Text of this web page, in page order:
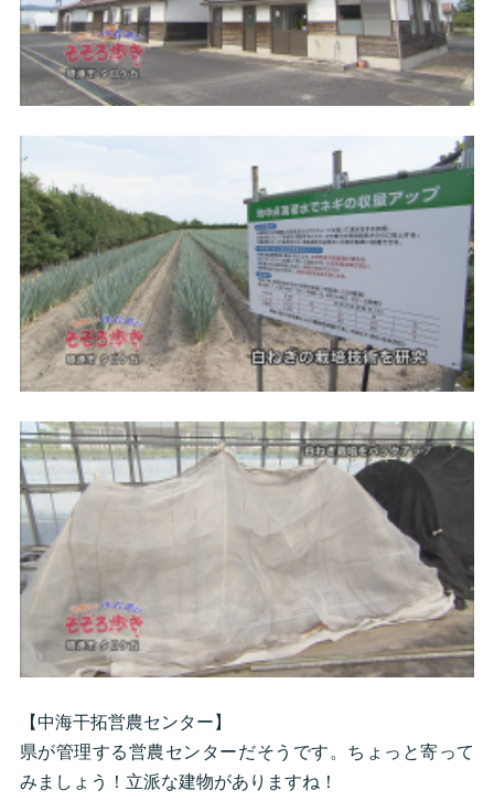
【中海干拓営農センター】
県が管理する営農センターだそうです。ちょっと寄って
みましょう！立派な建物がありますね！